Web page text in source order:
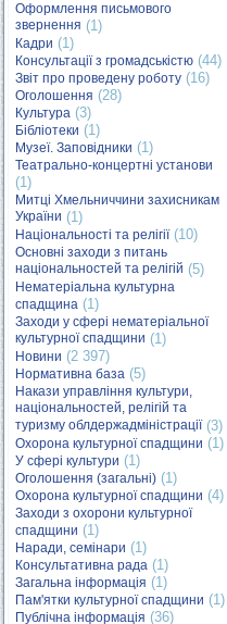
Оформлення письмового
звернення (1)
Кадри (1)
Консультації з громадськістю (44)
Звіт про проведену роботу (16)
Оголошення (28)
Культура (3)
Бібліотеки (1)
Музеї. Заповідники (1)
Театрально-концертні установи
(1)
Митці Хмельниччини захисникам
України (1)
Національності та релігії(10)
Основні заходи з питань
національностей та релігій (5)
Нематеріальна культурна
спадщина (1)
Заходи у сфері нематеріальної
культурної спадщини (1)
Новини (2 397)
Нормативна база (5)
Накази управління культури,
національностей, релігій та
туризму облдержадміністрації(3)
Охорона культурної спадщини (1)
У сфері культури (1)
Оголошення (загальні) (1)
Охорона культурної спадщини (4)
Заходи з охорони культурної
спадщини (1)
Наради, семінари (1)
Консультативна рада (1)
Загальна інформація (1)
Пам'ятки культурної спадщини (1)
Публічна інформація (36)